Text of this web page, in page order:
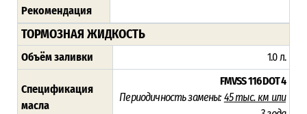
Рекомендация
ТОРМОЗНАЯ ЖИДКОСТЬ
Объём заливки 1.0 л.
Спецификация
масла
FMVSS 116 DOT 4
Периодичность замены: 45тыс. км или